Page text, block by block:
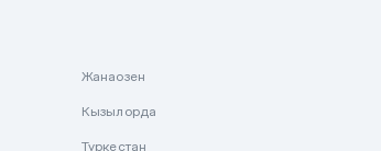
Жанаозен
Кызылорда
Туркестан